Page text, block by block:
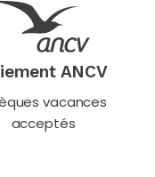
ANCV
vacances
acceptés